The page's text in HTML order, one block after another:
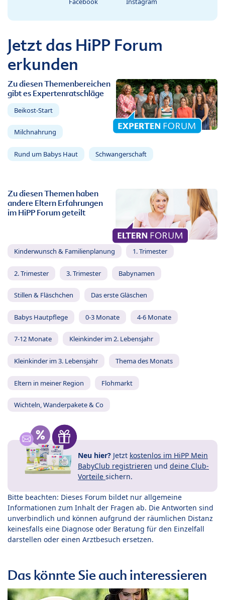
Jetzt das HiPP Forum
erkunden
Zu diesen Themenbereichen
gibt es Expertenratschläge
Beikost-Start
Milchnahrung
Rund um Babys Haut Schwangerschaft
Zu diesen Themen haben
andere Eltern Erfahrungen
im HiPP Forum geteilt
Kinderwunsch & Familienplanung 1. Trimester
2. Trimester 3. Trimester Babynamen
Stillen & Fläschchen Das erste Gläschen
Babys Hautpflege 0-3 Monate 4-6 Monate
7-12 Monate Kleinkinder im 2. Lebensjahr
Kleinkinder im 3. Lebensjahr Thema des Monats
Eltern in meiner Region Flohmarkt
Wichteln, Wanderpakete & Co
Neu hier? Jetzt kostenlos im HiPP Mein
BabyClub registrieren und deine Club-
Vorteile sichern.
Bitte beachten: Dieses Forum bildet nur allgemeine
Informationen zum Inhalt der Fragen ab. Die Antworten sind
unverbindlich und können aufgrund der räumlichen Distanz
keinesfalls eine Diagnose oder Beratung für den Einzelfall
darstellen oder einen Arztbesuch ersetzen.
Das könnte Sie auch interessieren